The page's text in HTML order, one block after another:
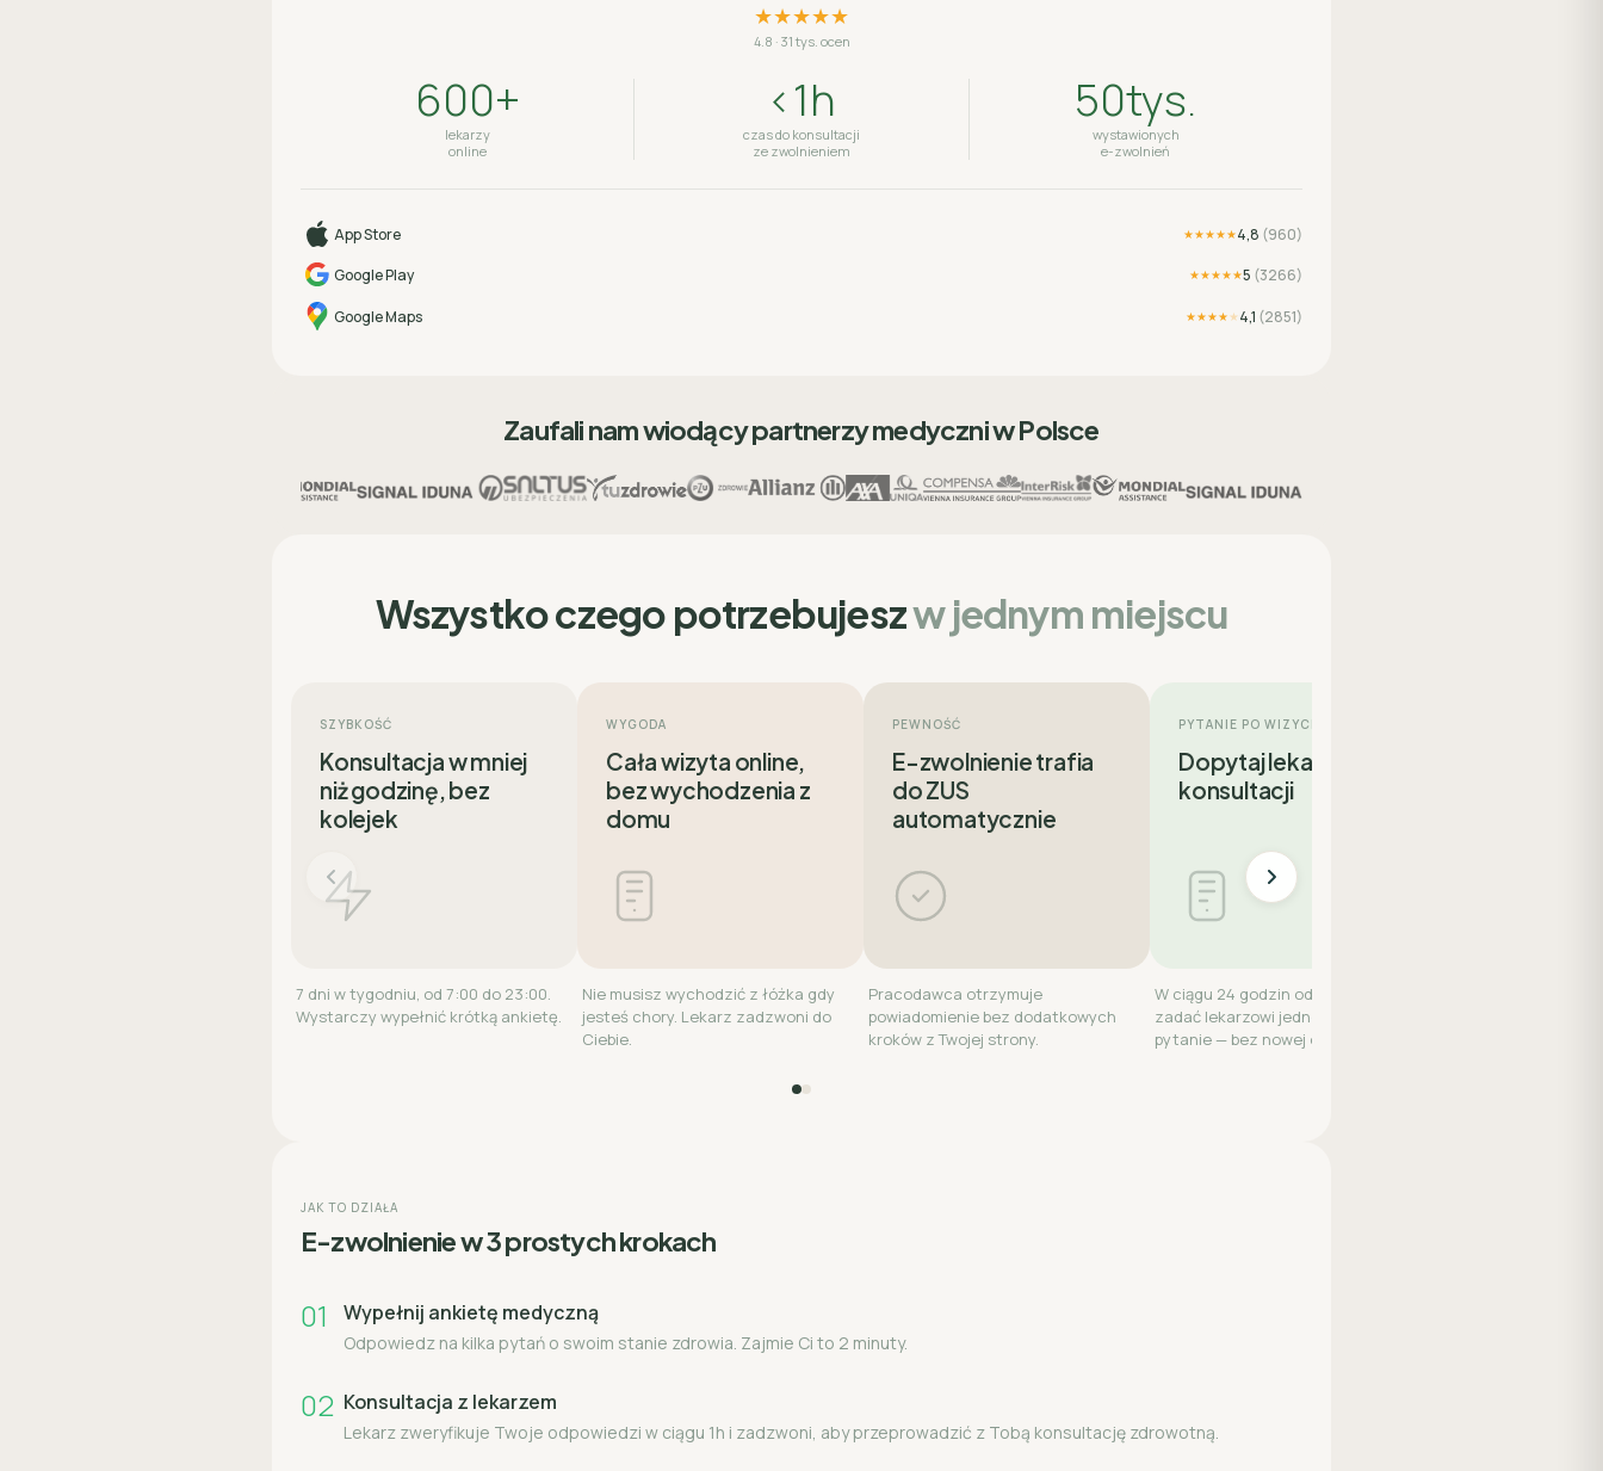
★★★★★
4.8 · 31 tys. ocen
600+
lekarzy
online
<1h
czas do konsultacji
ze zwolnieniem
50tys.
wystawionych
e-zwolnień
App Store ★★★★★4,8 (960)
Google Play
★★★★★5 (3266)
Google Maps ★★★★★4,1 (2851)
Zaufali nam wiodący partnerzy medyczni w Polsce
Wszystko czego potrzebujeszw jednym miejscu
SZYBKOŚĆ
Konsultacja w mniej
niż godzinę, bez
kolejek
7 dni w tygodniu, od 7:00 do 23:00.
Wystarczy wypełnić krótką ankietę.
WYGODA
Cała wizyta online,
bez wychodzenia z
domu
Nie musisz wychodzić z łóżka gdy
jesteś chory. Lekarz zadzwoni do
Ciebie.
PEWNOŚĆ
E-zwolnienie trafia
do ZUS
automatycznie
Pracodawca otrzymuje
powiadomienie bez dodatkowych
kroków z Twojej strony.
PYTANIE PO WIZYCIE
Dopytaj lekarza po
konsultacji
W ciągu 24 godzin od wizyty możesz
zadać lekarzowi jedno dodatkowe
pytanie — bez nowej opłaty.
JAK TO DZIAŁA
E-zwolnienie w 3 prostych krokach
01 Wypełnij ankietę medyczną
Odpowiedz na kilka pytań o swoim stanie zdrowia. Zajmie Ci to 2 minuty.
02 Konsultacja z lekarzem
Lekarz zweryfikuje Twoje odpowiedzi w ciągu 1h i zadzwoni, aby przeprowadzić z Tobą konsultację zdrowotną.